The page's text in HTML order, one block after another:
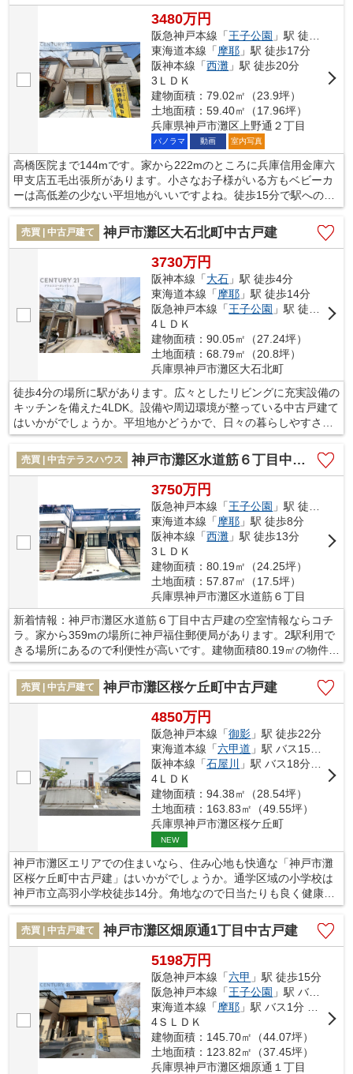
3480万円
阪急神戸本線「王子公園 」駅 徒歩15分
東海道本線「摩耶 」駅 徒歩17分
阪神本線「西灘 」駅 徒歩20分
3ＬＤＫ
建物面積：79.02㎡（23.9坪）
土地面積：59.40㎡（17.96坪）
兵庫県神戸市灘区上野通２丁目
パノラマ 動画 室内写真
高橋医院まで144mです。家から222mのところに兵庫信用金庫六
甲支店五毛出張所があります。小さなお子様がいる方もベビーカ
ーは高低差の少ない平坦地がいいですよね。徒歩15分で駅へのア
クセスが可能な物件です。ご家族やパートナーとの快適な暮らし
を実現させるためには、住まいの環境はとても重要になってきま
す。お気に入りの住居を当社で見つけませんか。ぜひ当社の利用
売買 | 中古戸建て 神戸市灘区大石北町中古戸建
3730万円
阪神本線「大石 」駅 徒歩4分
東海道本線「摩耶 」駅 徒歩14分
阪急神戸本線「王子公園 」駅 徒歩26分
4ＬＤＫ
建物面積：90.05㎡（27.24坪）
土地面積：68.79㎡（20.8坪）
兵庫県神戸市灘区大石北町
徒歩4分の場所に駅があります。広々としたリビングに充実設備の
キッチンを備えた4LDK。設備や周辺環境が整っている中古戸建て
はいかがでしょうか。平坦地かどうかで、日々の暮らしやすさが
変わります。お客様によって希望条件は異なります。当社ではお
客様個人のご希望をお伺いし、それにマッチした不動産をご紹介
致しております。まずはスタッフまでご希望をお申し付けくださ
売買 | 中古テラスハウス 神戸市灘区水道筋６丁目中古戸建
3750万円
阪急神戸本線「王子公園 」駅 徒歩3分
東海道本線「摩耶 」駅 徒歩8分
阪神本線「西灘 」駅 徒歩13分
3ＬＤＫ
建物面積：80.19㎡（24.25坪）
土地面積：57.87㎡（17.5坪）
兵庫県神戸市灘区水道筋６丁目
新着情報：神戸市灘区水道筋６丁目中古戸建の空室情報ならコチ
ラ。家から359mの場所に神戸福住郵便局があります。2駅利用で
きる場所にあるので利便性が高いです。建物面積80.19㎡の物件は
いかがですか。神戸市灘区にある一戸建てのお問い合わせは、当
社が承っております。マイホームの購入を検討しているお客様の
サポートを致します。
売買 | 中古戸建て 神戸市灘区桜ケ丘町中古戸建
4850万円
阪急神戸本線「御影 」駅 徒歩22分
東海道本線「六甲道 」駅 バス15分 「宮谷通」 停歩10分
阪神本線「石屋川
」駅 バス18分 「高羽町」 停歩12分
4ＬＤＫ
建物面積：94.38㎡（28.54坪）
土地面積：163.83㎡（49.55坪）
兵庫県神戸市灘区桜ケ丘町
NEW
神戸市灘区エリアでの住まいなら、住み心地も快適な「神戸市灘
区桜ケ丘町中古戸建」はいかがでしょうか。通学区域の小学校は
神戸市立高羽小学校徒歩14分。角地なので日当たりも良く健康的
な生活に適しています。家族で暮らすのにお勧めなのは4LDKの物
件、伸び伸びと生活を送りましょう。不動産をお探しの方はいま
せんか。当社ではあなたの頼れる不動産探しのパートナーになれ
るよう、不動産情報を豊富に取り扱っております。ぜひご検討く
売買 | 中古戸建て 神戸市灘区畑原通1丁目中古戸建
5198万円
阪急神戸本線「六甲 」駅 徒歩15分
阪急神戸本線「王子公園 」駅 バス7分 「五毛」 停歩6分
東海道本線「摩耶 」駅 バス1分 「水道筋３丁目」 停歩9分
4ＳＬＤＫ
建物面積：145.70㎡（44.07坪）
土地面積：123.82㎡（37.45坪）
兵庫県神戸市灘区畑原通１丁目